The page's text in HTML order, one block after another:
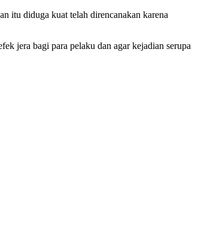
itu diduga kuat telah direncanakan karena
jera bagi para pelaku dan agar kejadian serupa